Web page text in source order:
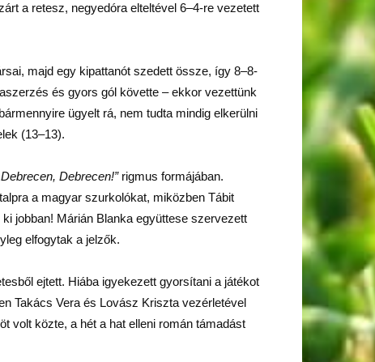
a retesz, negyedóra elteltével 6–4-re vezetett
majd egy kipattanót szedett össze, így 8–8-
és gyors gól követte – ekkor vezettünk
ügyelt rá, nem tudta mindig elkerülni
(13–13).
Debrecen!” rigmus formájában.
a magyar szurkolókat, miközben Tábit
jobban! Márián Blanka együttese szervezett
elfogytak a jelzők.
ejtett. Hiába igyekezett gyorsítani a játékot
Takács Vera és Lovász Kriszta vezérletével
volt közte, a hét a hat elleni román támadást